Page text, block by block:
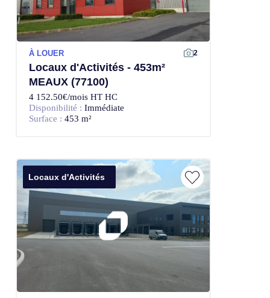
À LOUER 2
Locaux d'Activités - 453m²
MEAUX (77100)
4 152.50€/mois HT HC
Disponibilité : Immédiate
Surface : 453 m²
Locaux d'Activités